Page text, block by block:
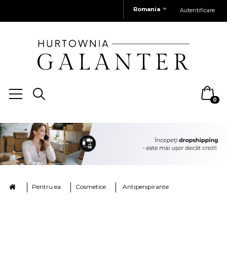
Autentificare
Romania
0
Pentru ea Cosmetice Antiperspirante